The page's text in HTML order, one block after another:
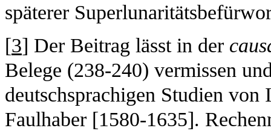
späterer
[3] Der Beitrag lässt in der
Belege (238-240) vermissen
deutschsprachigen Studien
Faulhaber [1580-1635].